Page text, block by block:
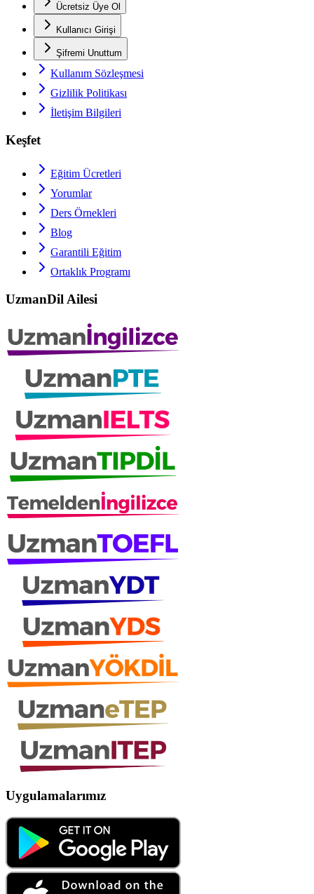
Ücretsiz Üye Ol
Kullanıcı Girişi
Şifremi Unuttum
Kullanım Sözleşmesi
Gizlilik Politikası
İletişim Bilgileri
Keşfet
Eğitim Ücretleri
Yorumlar
Ders Örnekleri
Blog
Garantili Eğitim
Ortaklık Programı
UzmanDil Ailesi
Uygulamalarımız